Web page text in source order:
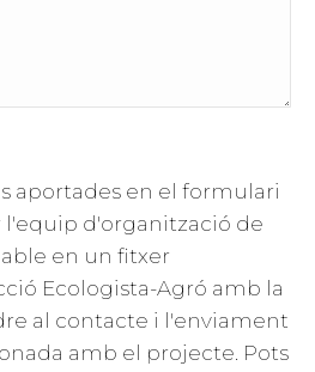
aportades en el formulari
l'equip d'organització de
en un fitxer
Ecologista-Agró amb la
al contacte i l'enviament
amb el projecte. Pots